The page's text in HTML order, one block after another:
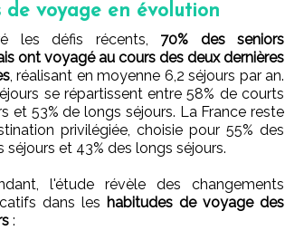
de voyage en évolution
les défis récents, 70% des seniors
ont voyagé au cours des deux dernières
, réalisant en moyenne 6,2 séjours par an.
se répartissent entre 58% de courts
et 53% de longs séjours. La France reste
privilégiée, choisie pour 55% des
séjours et 43% des longs séjours.
l'étude révèle des changements
dans les habitudes de voyage des
: